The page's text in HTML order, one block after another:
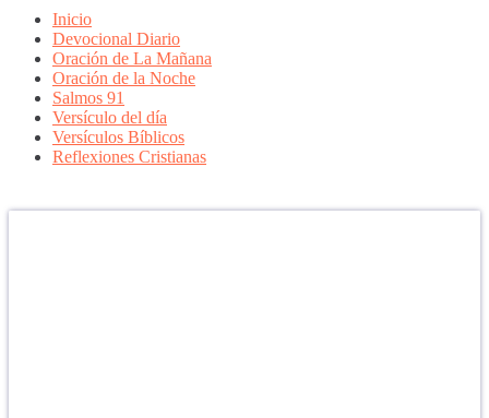
Inicio
Devocional Diario
Oración de La Mañana
Oración de la Noche
Salmos 91
Versículo del día
Versículos Bíblicos
Reflexiones Cristianas